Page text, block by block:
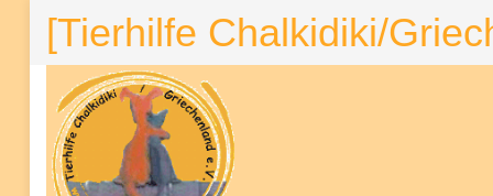
[Tierhilfe Chalkidiki/